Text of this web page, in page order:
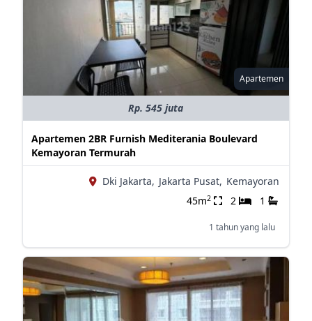
Apartemen
Rp. 545 juta
Apartemen 2BR Furnish Mediterania Boulevard
Kemayoran Termurah
Dki Jakarta, Jakarta Pusat, Kemayoran
45m2 2 1
1 tahun yang lalu